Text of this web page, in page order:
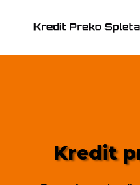
Kredit